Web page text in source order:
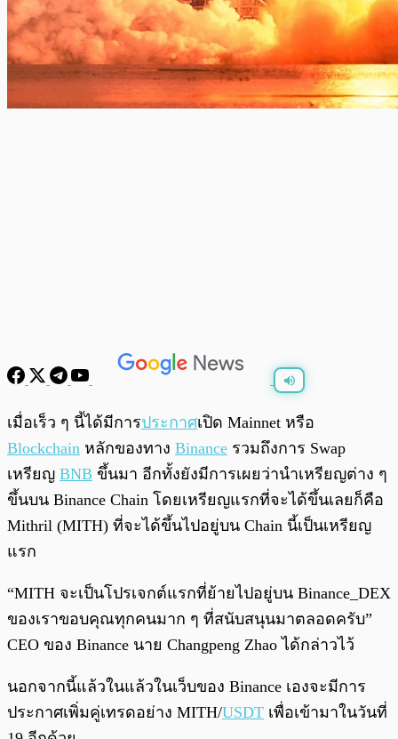
พร้อมเล่น 0:00
เมื่อเร็ว ๆ นี้ได้มีการประกาศเปิด Mainnet หรือ
Blockchain หลักของทาง Binance รวมถึงการ Swap
เหรียญ BNB ขึ้นมา อีกทั้งยังมีการเผยว่านำเหรียญต่าง ๆ
ขึ้นบน Binance Chain โดยเหรียญแรกที่จะได้ขึ้นเลยก็คือ
Mithril (MITH) ที่จะได้ขึ้นไปอยู่บน Chain นี้เป็นเหรียญ
แรก
“MITH จะเป็นโปรเจกต์แรกที่ย้ายไปอยู่บน Binance_DEX
ของเราขอบคุณทุกคนมาก ๆ ที่สนับสนุนมาตลอดครับ”
CEO ของ Binance นาย Changpeng Zhao ได้กล่าวไว้
นอกจากนี้แล้วในแล้วในเว็บของ Binance เองจะมีการ
ประกาศเพิ่มคู่เทรดอย่าง MITH/USDT เพื่อเข้ามาในวันที่